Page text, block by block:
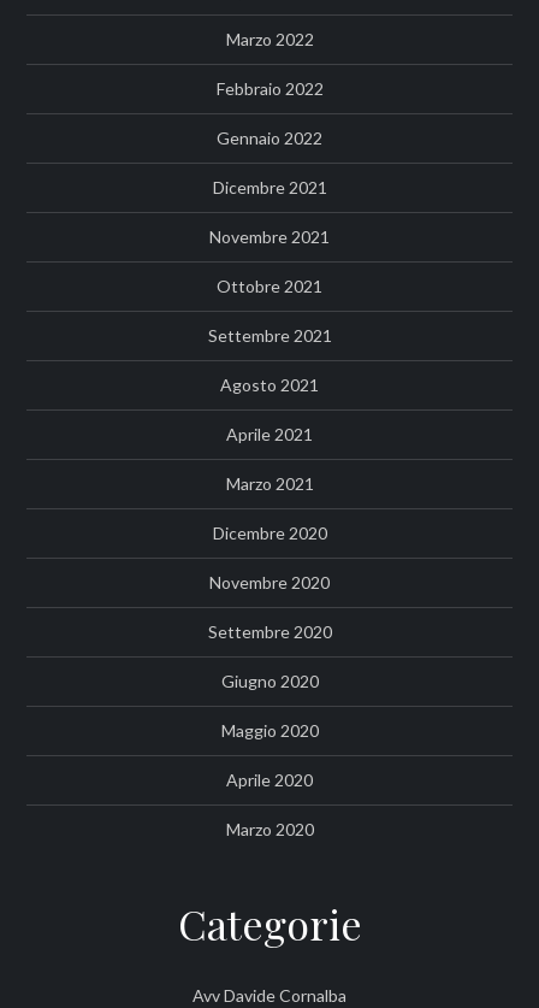
Marzo 2022
Febbraio 2022
Gennaio 2022
Dicembre 2021
Novembre 2021
Ottobre 2021
Settembre 2021
Agosto 2021
Aprile 2021
Marzo 2021
Dicembre 2020
Novembre 2020
Settembre 2020
Giugno 2020
Maggio 2020
Aprile 2020
Marzo 2020
Categorie
Avv Davide Cornalba